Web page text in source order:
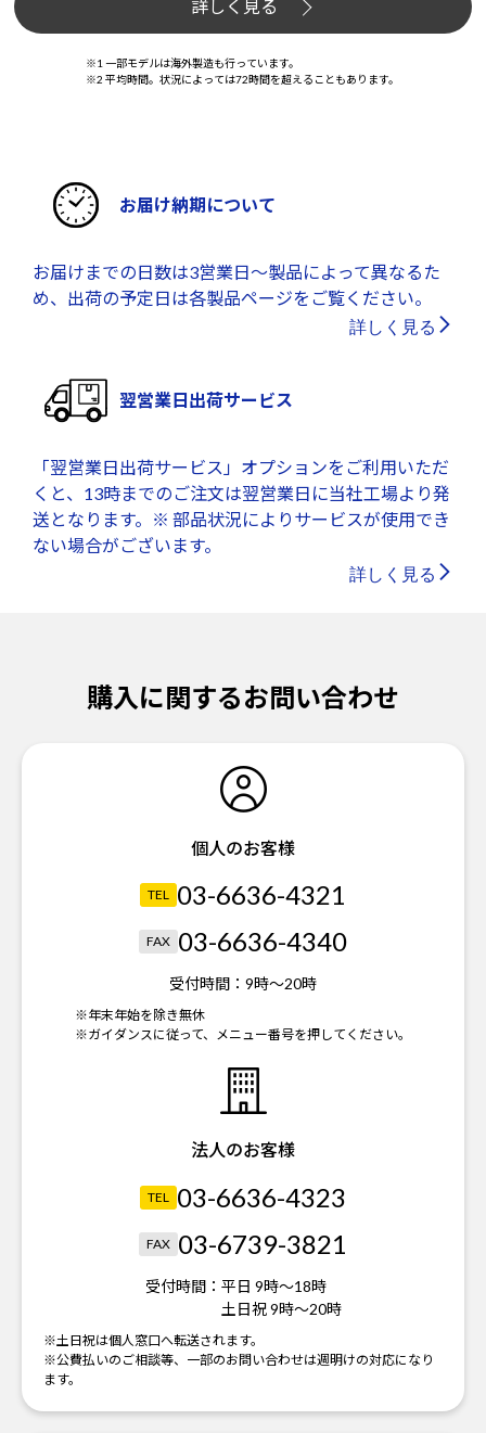
詳しく見る
※1 一部モデルは海外製造も行っています。
※2 平均時間。状況によっては72時間を超えることもあります。
お届け納期について
お届けまでの日数は3営業日～製品によって異なるた
め、出荷の予定日は各製品ページをご覧ください。
詳しく見る
翌営業日出荷サービス
「翌営業日出荷サービス」オプションをご利用いただ
くと、13時までのご注文は翌営業日に当社工場より発
送となります。※ 部品状況によりサービスが使用でき
ない場合がございます。
詳しく見る
購入に関するお問い合わせ
個人のお客様
TEL 03-6636-4321
FAX 03-6636-4340
受付時間： 9時～20時
※年末年始を除き無休
※ガイダンスに従って、メニュー番号を押してください。
法人のお客様
TEL 03-6636-4323
FAX 03-6739-3821
受付時間： 平日 9時～18時
土日祝 9時～20時
※土日祝は個人窓口へ転送されます。
※公費払いのご相談等、一部のお問い合わせは週明けの対応になり
ます。